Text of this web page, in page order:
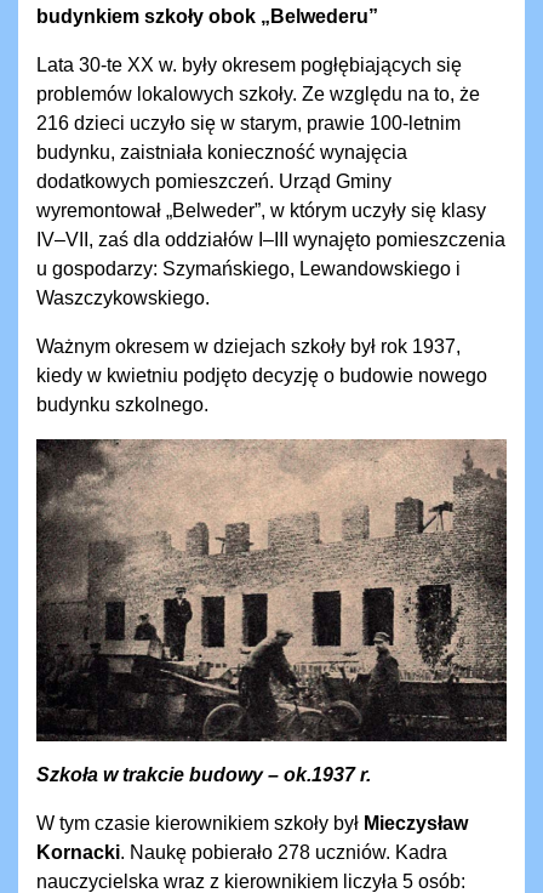
budynkiem szkoły obok „Belwederu”
Lata 30-te XX w. były okresem pogłębiających się
problemów lokalowych szkoły. Ze względu na to, że
216 dzieci uczyło się w starym, prawie 100-letnim
budynku, zaistniała konieczność wynajęcia
dodatkowych pomieszczeń. Urząd Gminy
wyremontował „Belweder”, w którym uczyły się klasy
IV–VII, zaś dla oddziałów I–III wynajęto pomieszczenia
u gospodarzy: Szymańskiego, Lewandowskiego i
Waszczykowskiego.
Ważnym okresem w dziejach szkoły był rok 1937,
kiedy w kwietniu podjęto decyzję o budowie nowego
budynku szkolnego.
Szkoła w trakcie budowy – ok.1937 r.
W tym czasie kierownikiem szkoły był Mieczysław
Kornacki. Naukę pobierało 278 uczniów. Kadra
nauczycielska wraz z kierownikiem liczyła 5 osób: